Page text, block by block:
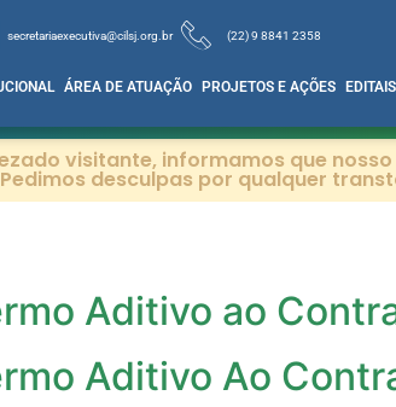
secretariaexecutiva@cilsj.org.br (22) 9 8841 2358
ÁREA DE ATUAÇÃO PROJETOS E AÇÕES
visitante, informamos que
Pedimos desculpas por qualquer
Aditivo ao
Aditivo Ao